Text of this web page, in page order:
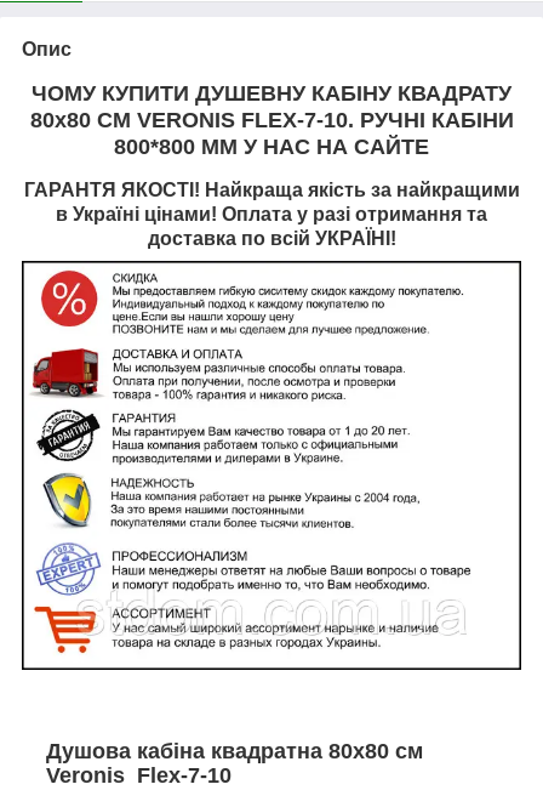
Опис
ЧОМУ КУПИТИ ДУШЕВНУ КАБІНУ КВАДРАТУ
80х80 СМ VERONIS FLEX-7-10. РУЧНІ КАБІНИ
800*800 ММ У НАС НА САЙТЕ
ГАРАНТЯ ЯКОСТІ! Найкраща якість за найкращими
в Україні цінами! Оплата у разі отримання та
доставка по всій УКРАЇНІ!
Душова кабіна квадратна 80х80 см
Veronis Flex-7-10